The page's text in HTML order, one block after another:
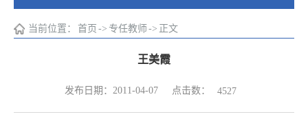
当前位置： 首页 -> 专任教师 -> 正文
王美霞
发布日期：2011-04-07 点击数： 4527